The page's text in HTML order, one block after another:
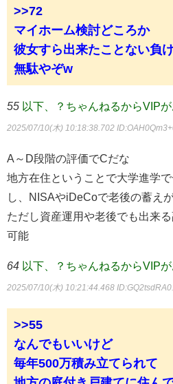
>>72
マイホーム検討どころか
彼女すら出来たことない負
無駄やぞw
55 以下、？ちゃんねるからVIP
2025/07/10(木) 10:18:38.702
A～D段階の評価でCだな
地方在住ということで大学進学
し、NISAやiDeCoで老後の蓄え
ただし資産運用や老後でも出来
可能
64 以下、？ちゃんねるからVIP
2025/07/10(木) 10:21:44.468
>>55
なんでもいいけど
毎年500万積み立てられて